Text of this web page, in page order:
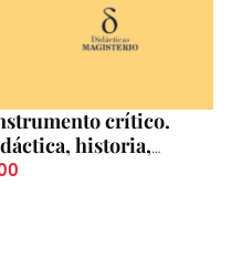
crítico.
historia,
y magia